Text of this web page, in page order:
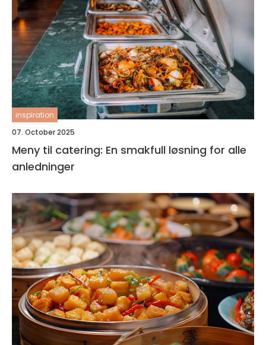
inspiration
07. October 2025
Meny til catering: En smakfull løsning for alle
anledninger